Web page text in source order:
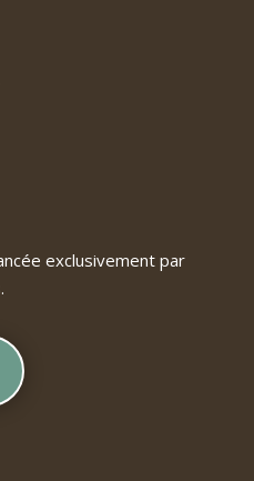
exclusivement par